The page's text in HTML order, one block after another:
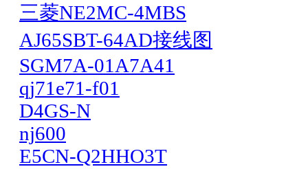
三菱NE2MC-4MBS
AJ65SBT-64AD接线图
SGM7A-01A7A41
qj71e71-f01
D4GS-N
nj600
E5CN-Q2HHO3T